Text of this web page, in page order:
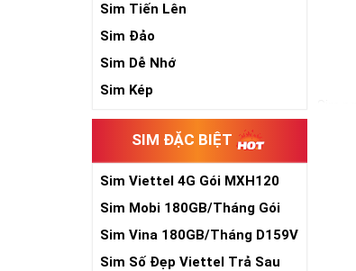
Sim Tiến Lên
Sim Đảo
Sim Dễ Nhớ
Sim Kép
SIM ĐẶC BIỆT
Sim Viettel 4G Gói MXH120
Siêu Rẻ
Sim Mobi 180GB/Tháng Gói
TK159
Sim Vina 180GB/Tháng D159V
Sim Số Đẹp Viettel Trả Sau